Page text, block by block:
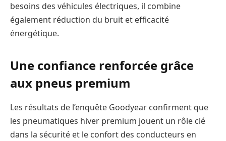
besoins des véhicules électriques, il combine
également réduction du bruit et efficacité
énergétique.
Une confiance renforcée grâce
aux pneus premium
Les résultats de l’enquête Goodyear confirment que
les pneumatiques hiver premium jouent un rôle clé
dans la sécurité et le confort des conducteurs en